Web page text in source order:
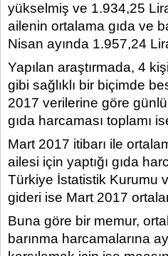
yükselmiş ve 1.934,25
ailenin ortalama gıda ve
Nisan ayında 1.957,24
Yapılan araştırmada, 4
gibi sağlıklı bir biçimde
2017 verilerine göre
gıda harcaması toplamı
Mart 2017 itibarı ile
ailesi için yaptığı gıda
Türkiye İstatistik Kurumu
gideri ise Mart 2017
Buna göre bir memur,
barınma harcamalarına